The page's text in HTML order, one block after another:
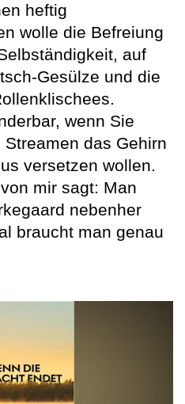
heftig
wolle die Befreiung
auf
Gesülze und die
wenn Sie
das Gehirn
versetzen wollen.
mir sagt: Man
nebenher
braucht man genau